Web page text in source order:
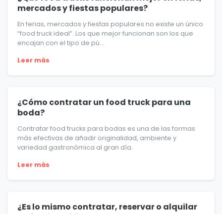
mercados y fiestas populares?
En ferias, mercados y fiestas populares no existe un único
“food truck ideal”. Los que mejor funcionan son los que
encajan con el tipo de pú...
Leer más
¿Cómo contratar un food truck para una
boda?
Contratar food trucks para bodas es una de las formas
más efectivas de añadir originalidad, ambiente y
variedad gastronómica al gran día.
Leer más
¿Es lo mismo contratar, reservar o alquilar